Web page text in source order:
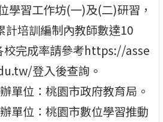
學習工作坊(一)及(二)研習，
計培訓編制內教師數達10
校完成率請參考https://asse
登入後查詢。
單位：桃園市政府教育局。
單位：桃園市數位學習推動